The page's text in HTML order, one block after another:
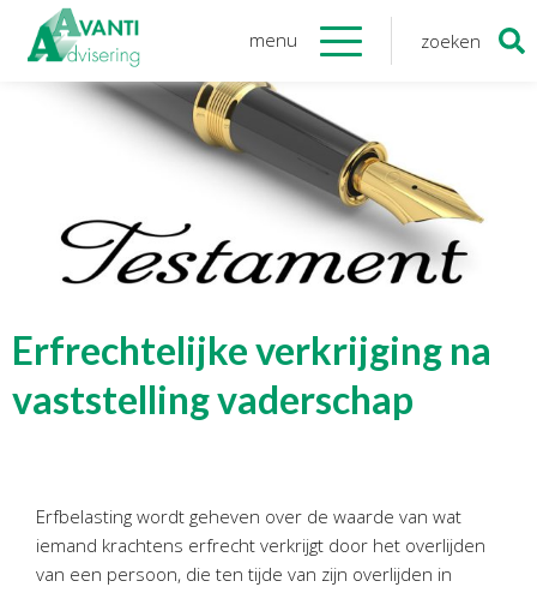
menu zoeken
Organisatie
Onze medewerkers
Algemene verordening
gegevensbescherming
Sponsoring
Onzediensten
Tijdelijk financieel personeel
Personeel & Organisatie
Zoeken
naar:
Erfrechtelijke verkrijging na
vaststelling vaderschap
Erfbelasting wordt geheven over de waarde van wat
iemand krachtens erfrecht verkrijgt door het overlijden
van een persoon, die ten tijde van zijn overlijden in